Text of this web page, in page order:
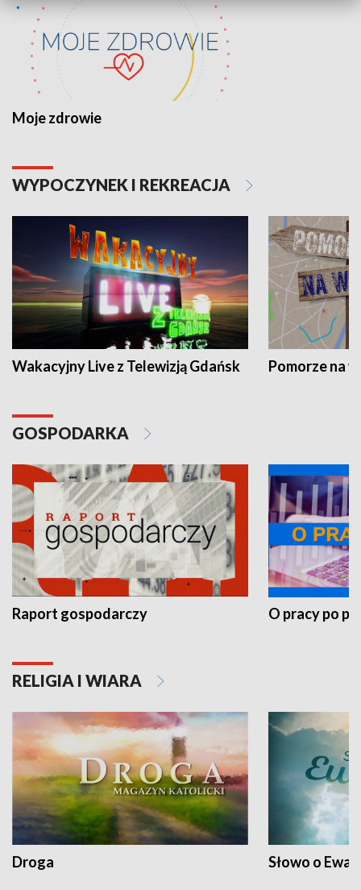
Moje zdrowie
WYPOCZYNEK I REKREACJA
Wakacyjny Live z Telewizją Gdańsk Pomorze na
GOSPODARKA
Raport gospodarczy O pracy po
RELIGIA I WIARA
Droga Słowo o